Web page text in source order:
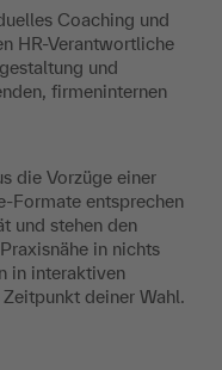
Coaching und
HR-Verantwortliche
und
firmeninternen
die Vorzüge einer
Formate entsprechen
und stehen den
in nichts
in interaktiven
deiner Wahl.